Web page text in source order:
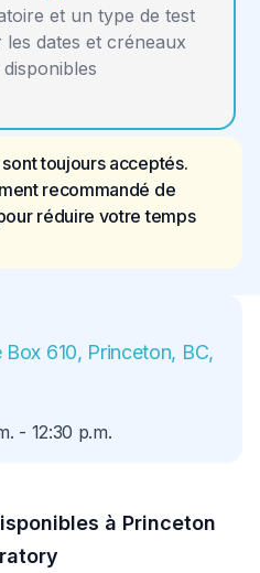
et un type de test
dates et créneaux
toujours acceptés.
recommandé de
réduire votre temps
610, Princeton, BC,
- 12:30 p.m.
à Princeton